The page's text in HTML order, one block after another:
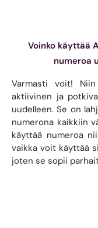
Voinko käyttää
numeroa
Varmasti voit!
aktiivinen ja
uudelleen. Se on
numerona kaikkiin
käyttää numeroa
vaikka voit käyttää
joten se sopii